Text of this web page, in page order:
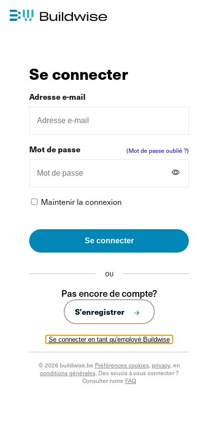
Se connecter
Se connecter en tant qu'employé Buildwise
Adresse e-mail
Mot de passe (Mot de passe oublié ?)
Maintenir la connexion
Se connecter
OU
Pas encore de compte?
S'enregistrer
© 2026 buildwise.be Préférences cookies, privacy, en
conditions générales. Des soucis à vous connecter ?
Consulter notre FAQ